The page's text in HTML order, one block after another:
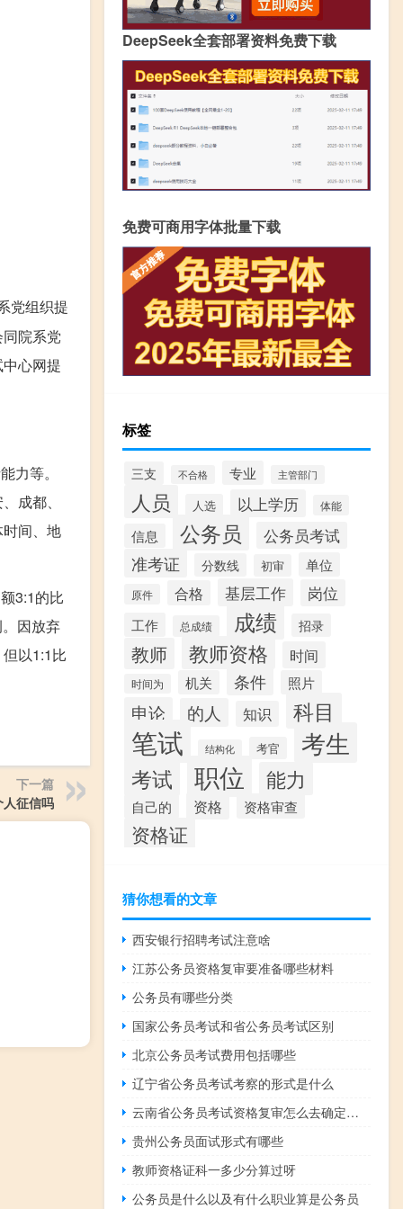
党组织提
院系党
心网提
力等。
成都、
间、地
3:1的比
因放弃
以1:1比
下一篇
征信吗
DeepSeek全套部署资料免费下载
免费可商用字体批量下载
标签
三支 不合格 专业 主管部门
人员 人选 以上学历 体能
信息 公务员 公务员考试
准考证 分数线 初审 单位
原件 合格 基层工作 岗位
工作 总成绩 成绩 招录
教师 教师资格 时间
时间为 机关 条件 照片
申论 的人 知识 科目
笔试 结构化 考官 考生
考试 职位 能力
自己的 资格 资格审查
资格证
猜你想看的文章
西安银行招聘考试注意啥
江苏公务员资格复审要准备哪些材料
公务员有哪些分类
国家公务员考试和省公务员考试区别
北京公务员考试费用包括哪些
辽宁省公务员考试考察的形式是什么
云南省公务员考试资格复审怎么去确定人选
贵州公务员面试形式有哪些
教师资格证科一多少分算过呀
公务员是什么以及有什么职业算是公务员